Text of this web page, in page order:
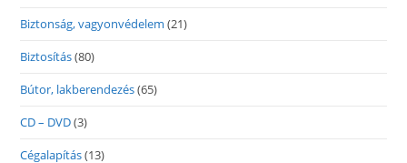
Biztonság, vagyonvédelem (21)
Biztosítás(80)
Bútor, lakberendezés(65)
CD – DVD(3)
Cégalapítás(13)